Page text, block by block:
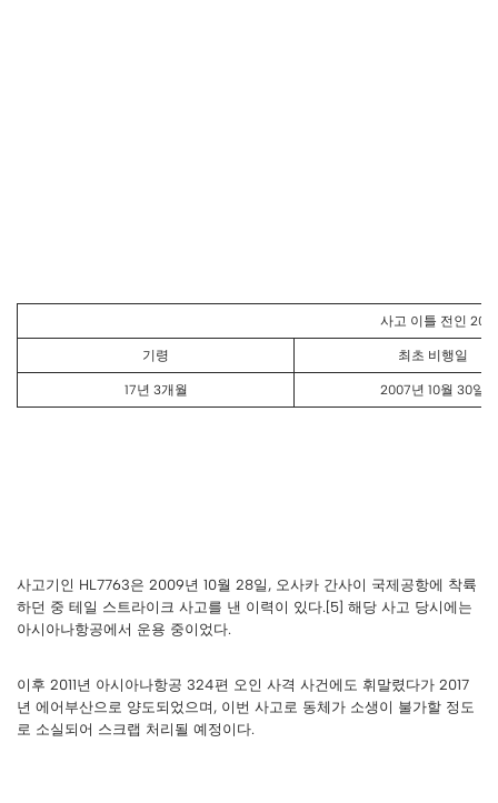
사고 이틀 전인
기령 최초 비행일
17년 3개월 2007년 10월 30일
사고기인 HL7763은 2009년 10월 28일, 오사카 간사이 국제공항에 착륙
하던 중 테일 스트라이크 사고를 낸 이력이 있다.[5] 해당 사고 당시에는
아시아나항공에서 운용 중이었다.
이후 2011년 아시아나항공 324편 오인 사격 사건에도 휘말렸다가 2017
년 에어부산으로 양도되었으며, 이번 사고로 동체가 소생이 불가할 정도
로 소실되어 스크랩 처리될 예정이다.